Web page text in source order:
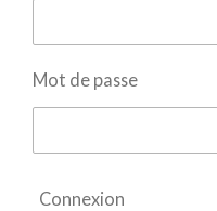
Mot de passe
Connexion